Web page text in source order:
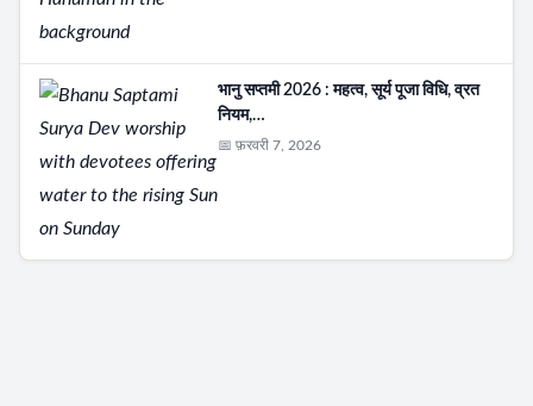
भानु सप्तमी 2026 : महत्व, सूर्य पूजा विधि, व्रत
नियम,…
📅 फ़रवरी 7, 2026